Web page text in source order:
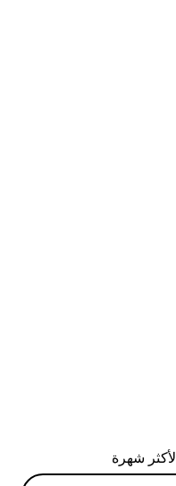
الأكثر شهرة